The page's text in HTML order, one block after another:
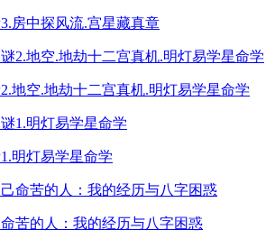
房中探风流.宫星藏真章
地空.地劫十二宫真机.明灯易学星命学
明灯易学星命学
苦的人：我的经历与八字困惑